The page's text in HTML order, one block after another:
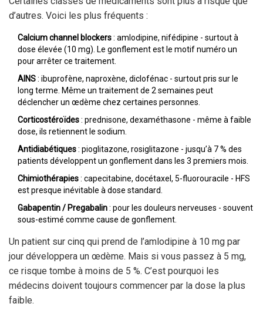
d’autres. Voici les plus fréquents :
Calcium channel blockers: amlodipine, nifédipine - surtout à
dose élevée (10 mg). Le gonflement est le motif numéro un
pour arrêter ce traitement.
AINS: ibuprofène, naproxène, diclofénac - surtout pris sur le
long terme. Même un traitement de 2 semaines peut
déclencher un œdème chez certaines personnes.
Corticostéroïdes: prednisone, dexaméthasone - même à faible
dose, ils retiennent le sodium.
Antidiabétiques: pioglitazone, rosiglitazone - jusqu’à 7 % des
patients développent un gonflement dans les 3 premiers mois.
Chimiothérapies: capecitabine, docétaxel, 5-fluorouracile - HFS
est presque inévitable à dose standard.
Gabapentin / Pregabalin: pour les douleurs nerveuses - souvent
sous-estimé comme cause de gonflement.
Un patient sur cinq qui prend de l’amlodipine à 10 mg par
jour développera un œdème. Mais si vous passez à 5 mg,
ce risque tombe à moins de 5 %. C’est pourquoi les
médecins doivent toujours commencer par la dose la plus
faible.